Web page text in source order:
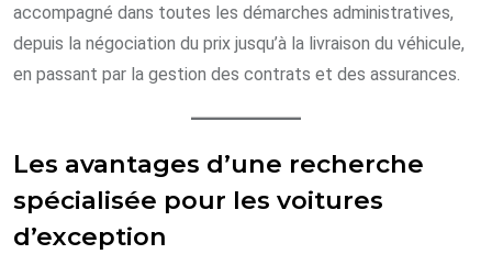
accompagné dans toutes les démarches administratives,
depuis la négociation du prix jusqu’à la livraison du véhicule,
en passant par la gestion des contrats et des assurances.
Les avantages d’une recherche
spécialisée pour les voitures
d’exception